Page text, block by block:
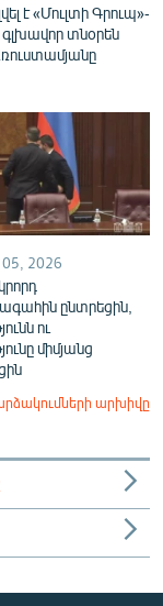
է «Մուլտի Գրուպ»-
տնօրեն
2026
ընտրեցին,
ու
միմյանց
արխիվը